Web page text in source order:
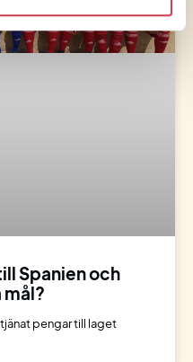
Spanien och
mål?
tjänat pengar till laget